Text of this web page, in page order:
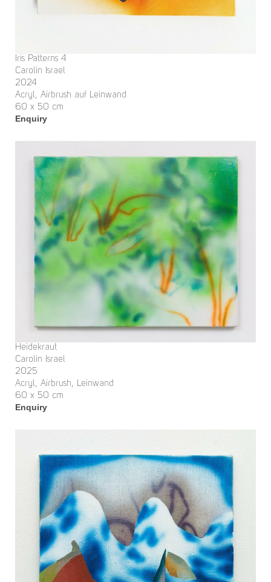
Iris Patterns 4
Carolin Israel
2024
Acryl, Airbrush auf Leinwand
60 x 50 cm
Enquiry
Heidekraut
Carolin Israel
2025
Acryl, Airbrush, Leinwand
60 x 50 cm
Enquiry